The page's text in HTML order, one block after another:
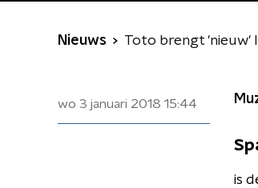
Nieuws Toto brengt 'nieuw'
wo 3 januari 2018 15:44
is